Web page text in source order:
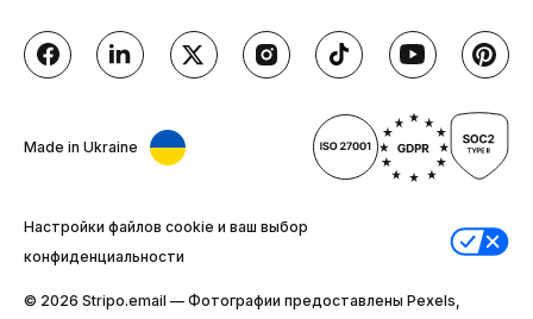
Made in Ukraine
Настройки файлов cookie и ваш выбор
конфиденциальности
© 2026 Stripо.email — Фотографии предоставлены Pexels,